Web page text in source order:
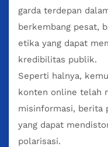
garda terdepan
berkembang pesat,
etika yang dapat
kredibilitas publik.
Seperti halnya,
konten online telah
misinformasi, berita
yang dapat
polarisasi.